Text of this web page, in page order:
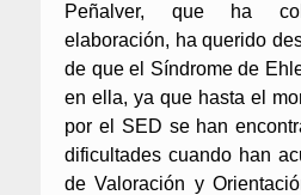
Peñalver, que ha
elaboración, ha querido
de que el Síndrome de
en ella, ya que hasta el
por el SED se han
dificultades cuando han
de Valoración y